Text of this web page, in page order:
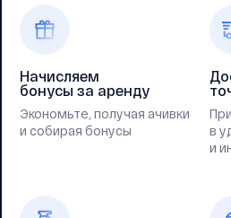
Начисляем
бонусы за аренду
Экономьте, получая ачивки
и собирая бонусы
в
и